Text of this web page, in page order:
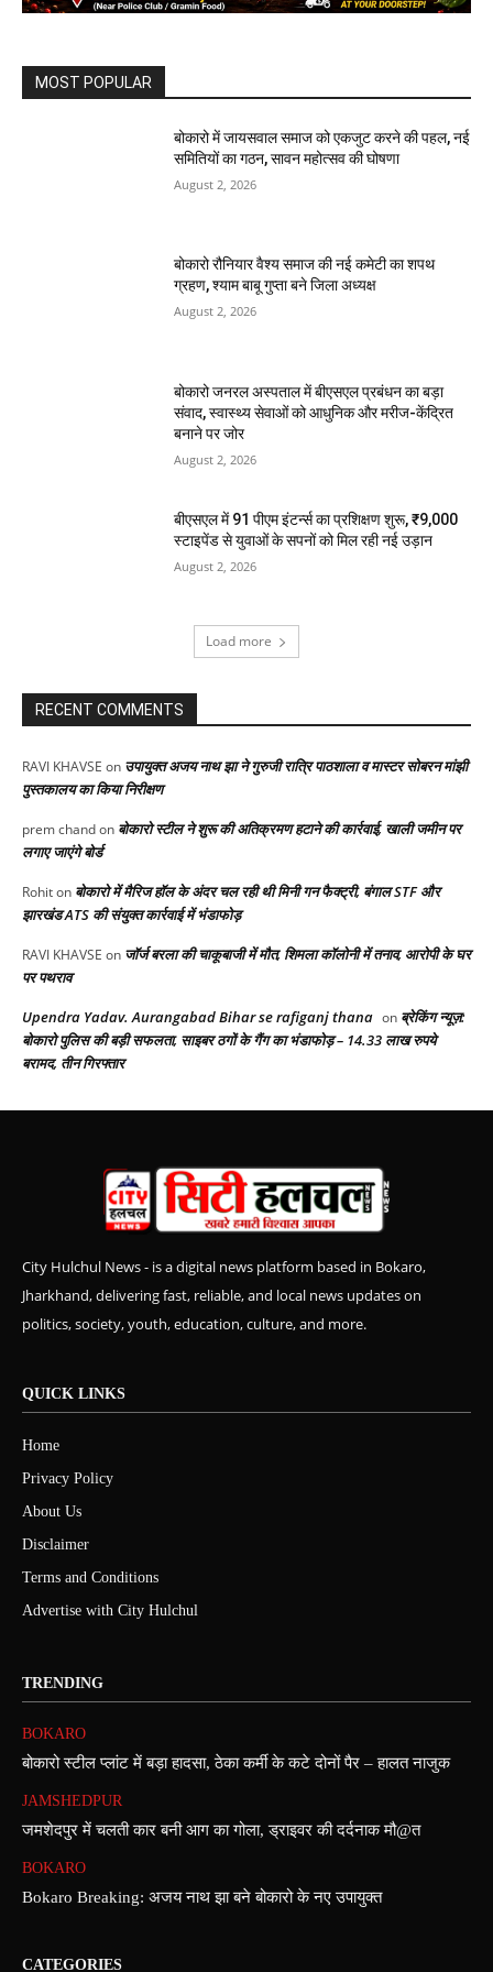
MOST POPULAR
बोकारो में जायसवाल समाज को एकजुट करने की पहल, नई
समितियों का गठन, सावन महोत्सव की घोषणा
August 2, 2026
बोकारो रौनियार वैश्य समाज की नई कमेटी का शपथ
ग्रहण, श्याम बाबू गुप्ता बने जिला अध्यक्ष
August 2, 2026
बोकारो जनरल अस्पताल में बीएसएल प्रबंधन का बड़ा
संवाद, स्वास्थ्य सेवाओं को आधुनिक और मरीज-केंद्रित
बनाने पर जोर
August 2, 2026
बीएसएल में 91 पीएम इंटर्न्स का प्रशिक्षण शुरू, ₹9,000
स्टाइपेंड से युवाओं के सपनों को मिल रही नई उड़ान
August 2, 2026
Load more
RECENT COMMENTS
RAVI KHAVSE on उपायुक्त अजय नाथ झा ने गुरुजी रात्रि पाठशाला व मास्टर सोबरन मांझी
पुस्तकालय का किया निरीक्षण
prem chandon बोकारो स्टील ने शुरू की अतिक्रमण हटाने की कार्रवाई, खाली जमीन पर
लगाए जाएंगे बोर्ड
Rohiton बोकारो में मैरिज हॉल के अंदर चल रही थी मिनी गन फैक्ट्री, बंगाल STF और
झारखंड ATS की संयुक्त कार्रवाई में भंडाफोड़
RAVI KHAVSE on जॉर्ज बरला की चाकूबाजी में मौत, शिमला कॉलोनी में तनाव, आरोपी के घर
पर पथराव
Upendra Yadav. Aurangabad Bihar se rafiganj thana on ब्रेकिंग न्यूज़:
बोकारो पुलिस की बड़ी सफलता, साइबर ठगों के गैंग का भंडाफोड़ – 14.33 लाख रुपये
बरामद, तीन गिरफ्तार
City Hulchul News - is a digital news platform based in Bokaro,
Jharkhand, delivering fast, reliable, and local news updates on
politics, society, youth, education, culture, and more.
QUICK LINKS
Home
Privacy Policy
About Us
Disclaimer
Terms and Conditions
Advertise with City Hulchul
TRENDING
BOKARO
बोकारो स्टील प्लांट में बड़ा हादसा, ठेका कर्मी के कटे दोनों पैर – हालत नाजुक
JAMSHEDPUR
जमशेदपुर में चलती कार बनी आग का गोला, ड्राइवर की दर्दनाक मौ@त
BOKARO
Bokaro Breaking: अजय नाथ झा बने बोकारो के नए उपायुक्त
CATEGORIES